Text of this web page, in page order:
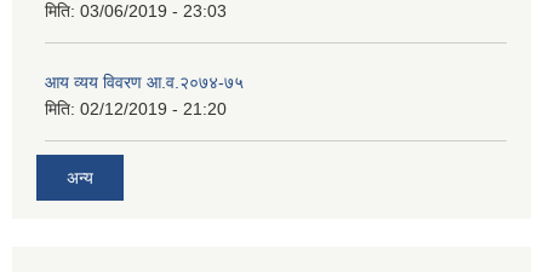
मिति: 03/06/2019 - 23:03
आय व्यय विवरण आ.व.२०७४-७५
मिति: 02/12/2019 - 21:20
अन्य